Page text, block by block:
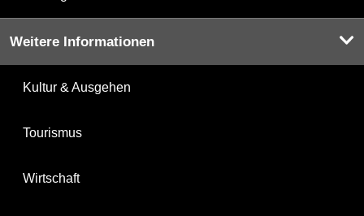
Weitere Informationen
Kultur & Ausgehen
Tourismus
Wirtschaft